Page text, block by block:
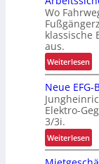
h
r
E
r
g
n
o
e
u
Wo
klassische
aus.
Weiterlesen:
A
r
b
e
i
t
Neue
Elektro-
3/3i.
Weiterlesen:
N